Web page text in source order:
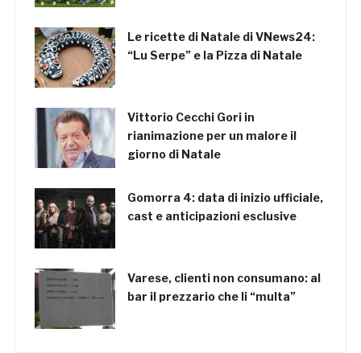
Le ricette di Natale di VNews24:
“Lu Serpe” e la Pizza di Natale
Vittorio Cecchi Gori in
rianimazione per un malore il
giorno di Natale
Gomorra 4: data di inizio ufficiale,
cast e anticipazioni esclusive
Varese, clienti non consumano: al
bar il prezzario che li “multa”